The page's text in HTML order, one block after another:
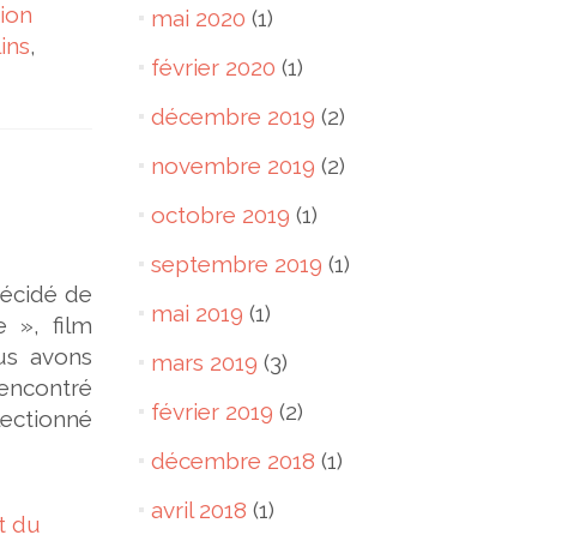
,
de
», film
avons
du
mai 2020 (1)
février 2020 (1)
décembre 2019 (2)
novembre 2019 (2)
octobre 2019 (1)
septembre 2019 (1)
mai 2019 (1)
mars 2019 (3)
février 2019 (2)
décembre 2018 (1)
avril 2018 (1)